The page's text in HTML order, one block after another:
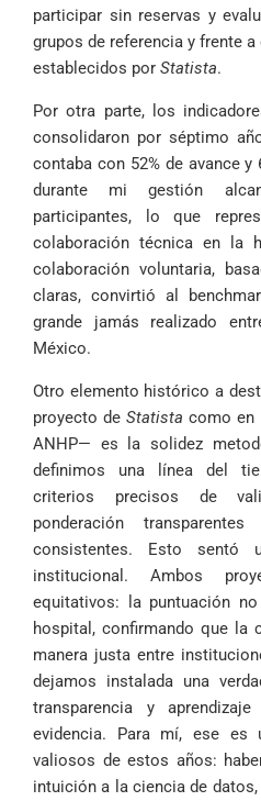
participar sin reservas y
grupos de referencia y frente a
establecidos por Statista.
Por otra parte, los
consolidaron por séptimo
contaba con 52% de avance
durante mi gestión
participantes, lo que
colaboración técnica en la
colaboración voluntaria,
claras, convirtió al
grande jamás realizado
México.
Otro elemento histórico a
proyecto deStatista como en
ANHP— es la solidez
definimos una línea del
criterios precisos de
ponderación
consistentes. Esto sentó
institucional. Ambos
equitativos: la puntuación
hospital, confirmando que la
manera justa entre
dejamos instalada una
transparencia y
evidencia. Para mí, ese
valiosos de estos años:
intuición a la ciencia de